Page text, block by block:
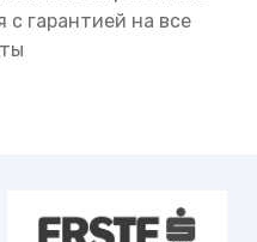
с гарантией на все